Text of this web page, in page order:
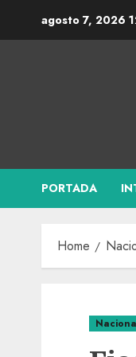
agosto 7, 2026
PORTADA
Home